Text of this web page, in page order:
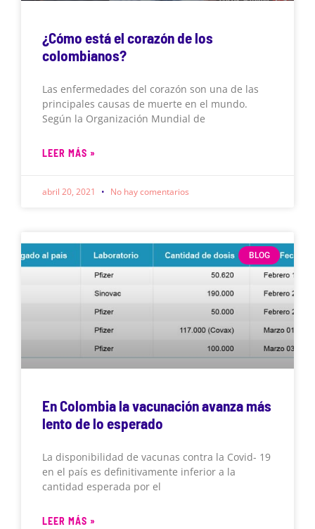
¿Cómo está el corazón de los
colombianos?
Las enfermedades del corazón son una de las
principales causas de muerte en el mundo.
Según la Organización Mundial de
LEER MÁS »
abril 20, 2021 No hay comentarios
BLOG
En Colombia la vacunación avanza más
lento de lo esperado
La disponibilidad de vacunas contra la Covid- 19
en el país es definitivamente inferior a la
cantidad esperada por el
LEER MÁS »